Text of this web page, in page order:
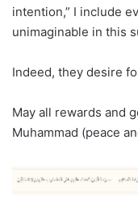
intention,” I include
unimaginable in this
Indeed, they desire
May all rewards and
Muhammad (peace